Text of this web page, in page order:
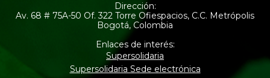
Dirección:
Av. 68 # 75A-50 Of. 322 Torre Ofiespacios, C.C. Metrópolis
Bogotá, Colombia
Enlaces de interés:
Supersolidaria
Supersolidaria Sede electrónica